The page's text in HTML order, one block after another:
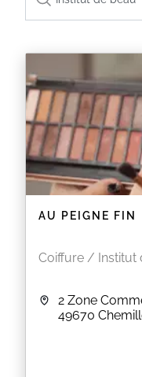
AU PEIGNE FIN
Coiffure / Institut
2 Zone
49670